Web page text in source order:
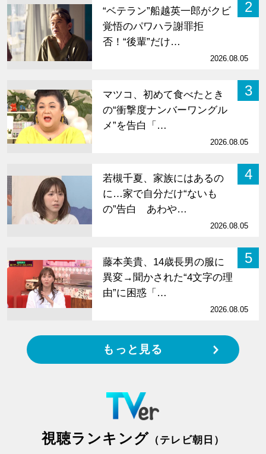
2
“ベテラン”船越英一郎がクビ
覚悟のパワハラ謝罪拒
否！“後輩”だけ…
2026.08.05
3
マツコ、初めて食べたとき
の“衝撃度ナンバーワングル
メ”を告白「…
2026.08.05
4
若槻千夏、家族にはあるの
に…家で自分だけ“ないも
の”告白 あわや…
2026.08.05
5
藤本美貴、14歳長男の服に
異変→聞かされた“4文字の理
由”に困惑「…
2026.08.05
もっと見る
視聴ランキング （テレビ朝日）